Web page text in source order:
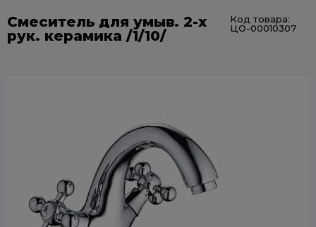
Смеситель для умыв. 2-х
рук. керамика /1/10/
Код товара:
ЦО-00010307